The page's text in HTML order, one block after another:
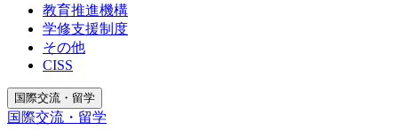
教育推進機構
学修支援制度
その他
CISS
国際交流・留学
国際交流・留学